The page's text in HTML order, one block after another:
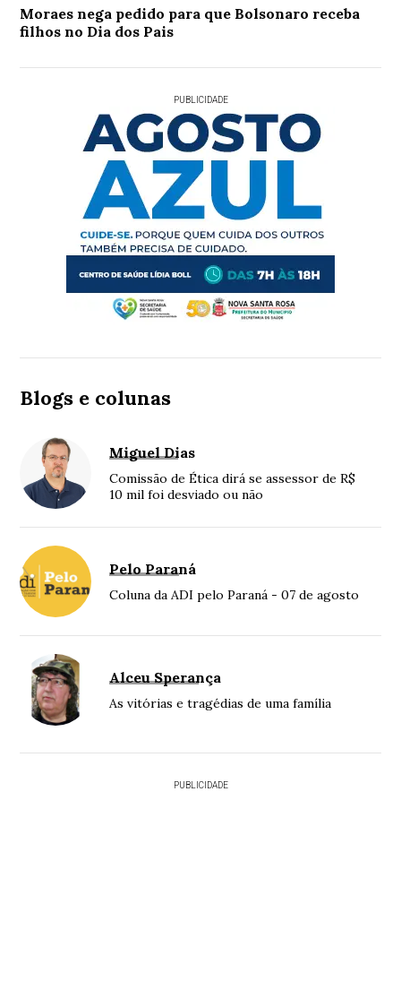
Moraes nega pedido para que Bolsonaro receba
filhos no Dia dos Pais
PUBLICIDADE
Blogs e colunas
Miguel Dias
Comissão de Ética dirá se assessor de R$
10 mil foi desviado ou não
Pelo Paraná
Coluna da ADI pelo Paraná - 07 de agosto
Alceu Sperança
As vitórias e tragédias de uma família
PUBLICIDADE